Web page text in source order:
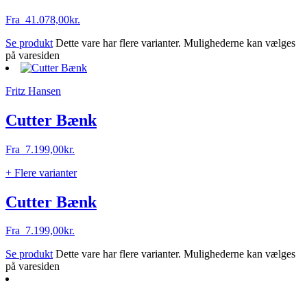
Fra 41.078,00kr.
Se produkt Dette vare har flere varianter. Mulighederne kan vælges
på varesiden
Fritz Hansen
Cutter Bænk
Fra 7.199,00kr.
+ Flere varianter
Cutter Bænk
Fra 7.199,00kr.
Se produkt Dette vare har flere varianter. Mulighederne kan vælges
på varesiden